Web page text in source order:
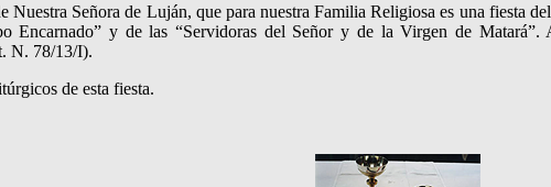
Nuestra Señora de Luján, que para nuestra Familia Religiosa es una fiesta
Encarnado” y de las “Servidoras del Señor y de la Virgen de
N. 78/13/I).
de esta fiesta.